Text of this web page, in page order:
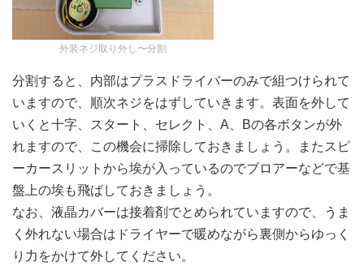
外装ネジ取り外し〜分割
分割すると、内部はプラスドライバーのみで組つけられて
いますので、順次ネジをはずしていきます。表面を外して
いくと十字、スタート、セレクト、A、Bの各ボタンが外
れますので、この機会に掃除しておきましょう。またスピ
ーカースリットから埃が入っているのでブロアーなどで基
盤上の埃も飛ばしておきましょう。
なお、液晶カバーは接着剤でとめられていますので、うま
く外れない場合はドライヤーで暖めながら裏側からゆっく
り力をかけて外してください。